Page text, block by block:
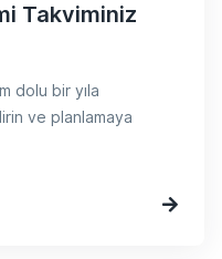
Takviminiz
dolu bir yıla
ve planlamaya